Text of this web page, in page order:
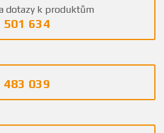
dotazy k produktům
501 634
483 039